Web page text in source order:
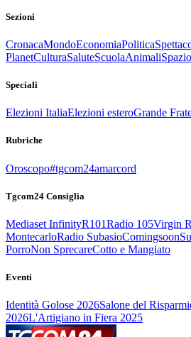
Sezioni
CronacaMondoEconomiaPolitica
PlanetCulturaSaluteScuolaAnimaliSpazio
Speciali
Elezioni ItaliaElezioni esteroGrande
Rubriche
Oroscopo#tgcom24amarcord
Tgcom24 Consiglia
Mediaset InfinityR101Radio 105Virgin
MontecarloRadio SubasioComingsoon
PorroNon SprecareCotto e Mangiato
Eventi
Identità Golose 2026Salone del
2026L'Artigiano in Fiera 2025